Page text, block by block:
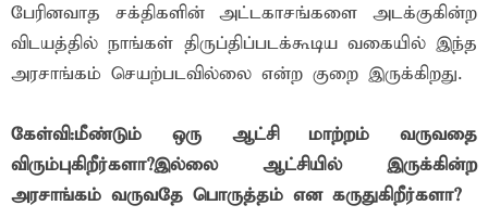
பேரினவாத சக்திகளின் அட்டகாசங்களை அடக்குகின்ற
விடயத்தில் நாங்கள் திருப்திப்படக்கூடிய வகையில் இந்த
அரசாங்கம் செயற்படவில்லை என்ற குறை இருக்கிறது.
கேள்வி:மீண்டும் ஒரு ஆட்சி மாற்றம் வருவதை
விரும்புகிறீர்களா?இல்லை ஆட்சியில் இருக்கின்ற
அரசாங்கம் வருவதே பொருத்தம் என கருதுகிறீர்களா?